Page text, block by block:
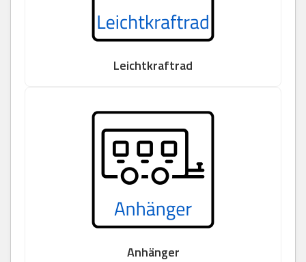
Leichtkraftrad
Anhänger